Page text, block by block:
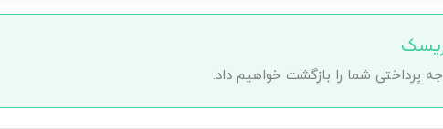
پرداختی شما را بازگشت خواهیم داد.